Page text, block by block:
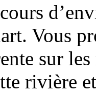
Vous
sur
rivière